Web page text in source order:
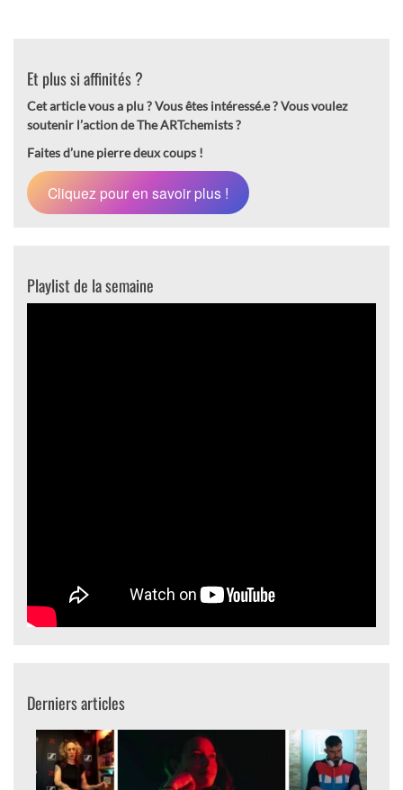
Et plus si affinités ?
Cet article vous a plu ? Vous êtes intéressé.e ?Vous voulez
soutenir l’action de The ARTchemists ?
Faites d’une pierre deux coups !
Cliquez pour en savoir plus !
Playlist de la semaine
Derniers articles